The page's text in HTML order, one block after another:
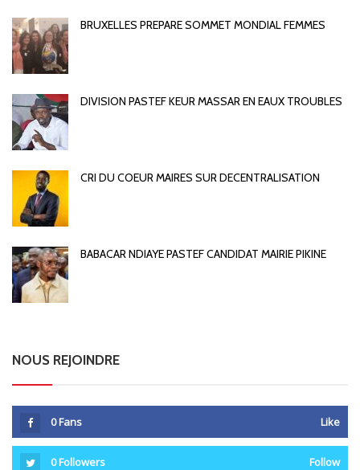
BRUXELLES PREPARE SOMMET MONDIAL FEMMES
DIVISION PASTEF KEUR MASSAR EN EAUX TROUBLES
CRI DU COEUR MAIRES SUR DECENTRALISATION
BABACAR NDIAYE PASTEF CANDIDAT MAIRIE PIKINE
NOUS REJOINDRE
0Fans Like
0Followers Follow